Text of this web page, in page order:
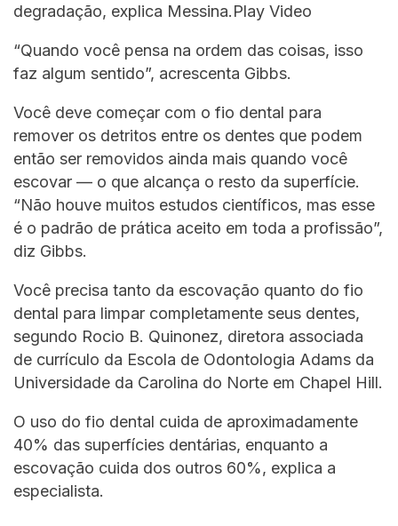
degradação, explica Messina.Play Video
“Quando você pensa na ordem das coisas, isso
faz algum sentido”, acrescenta Gibbs.
Você deve começar com o fio dental para
remover os detritos entre os dentes que podem
então ser removidos ainda mais quando você
escovar –– o que alcança o resto da superfície.
“Não houve muitos estudos científicos, mas esse
é o padrão de prática aceito em toda a profissão”,
diz Gibbs.
Você precisa tanto da escovação quanto do fio
dental para limpar completamente seus dentes,
segundo Rocio B. Quinonez, diretora associada
de currículo da Escola de Odontologia Adams da
Universidade da Carolina do Norte em Chapel Hill.
O uso do fio dental cuida de aproximadamente
40% das superfícies dentárias, enquanto a
escovação cuida dos outros 60%, explica a
especialista.